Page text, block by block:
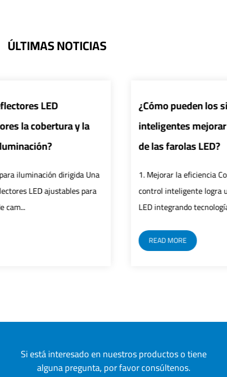
ÚLTIMAS NOTICIAS
¿Cómo pueden los sistemas de control
inteligentes mejorar la eficiencia y seguridad
de las farolas LED?
1. Mejorar la eficiencia Control preciso: El sistema de
control inteligente logra un control preciso de farolas
LED integrando tecnología de sen...
Si está interesado en nuestros productos o tiene
alguna pregunta, por favor consúltenos.